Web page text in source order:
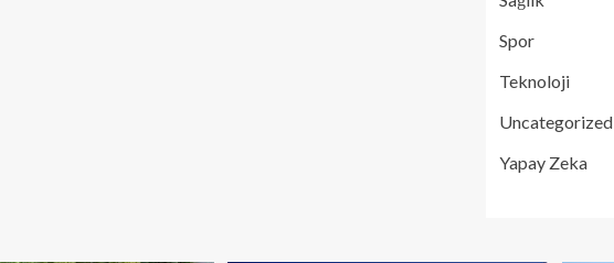
Spor
Teknoloji
Uncategorized
Yapay Zeka